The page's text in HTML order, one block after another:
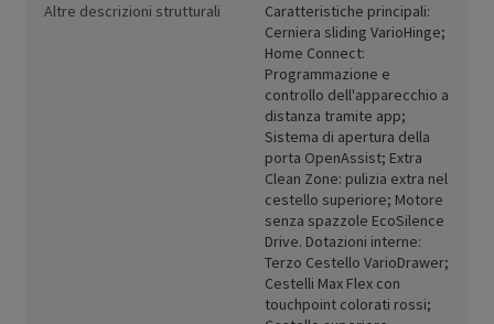
Altre descrizioni strutturali
Caratteristiche principali:
Cerniera sliding VarioHinge;
Home Connect:
Programmazione e
controllo dell'apparecchio a
distanza tramite app;
Sistema di apertura della
porta OpenAssist; Extra
Clean Zone: pulizia extra nel
cestello superiore; Motore
senza spazzole EcoSilence
Drive. Dotazioni interne:
Terzo Cestello VarioDrawer;
Cestelli Max Flex con
touchpoint colorati rossi;